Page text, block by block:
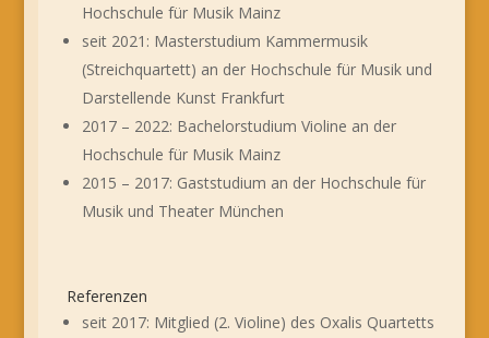
Hochschule für Musik Mainz
seit 2021: Masterstudium Kammermusik
(Streichquartett) an der Hochschule für Musik und
Darstellende Kunst Frankfurt
2017 – 2022: Bachelorstudium Violine an der
Hochschule für Musik Mainz
2015 – 2017: Gaststudium an der Hochschule für
Musik und Theater München
Referenzen
seit 2017: Mitglied (2. Violine) des Oxalis Quartetts